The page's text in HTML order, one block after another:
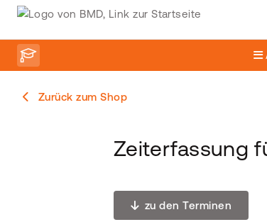
Zurück zum Shop
Zeiterfassung
zu den Terminen